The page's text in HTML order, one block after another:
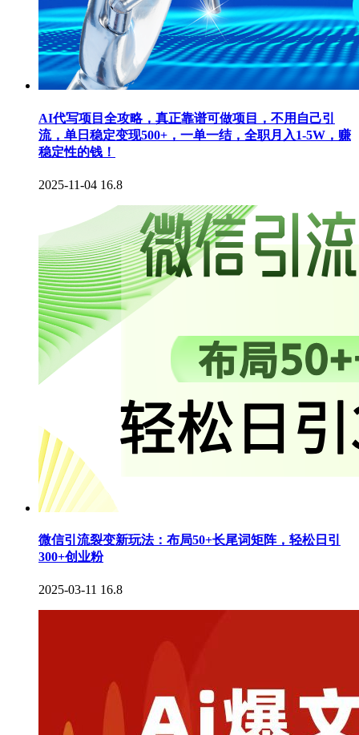
AI代写项目全攻略，真正靠谱可做项目，不用自己引
流，单日稳定变现500+，一单一结，全职月入1-5W，赚
稳定性的钱！
2025-11-04 16.8
微信引流裂变新玩法：布局50+长尾词矩阵，轻松日引
300+创业粉
2025-03-11 16.8